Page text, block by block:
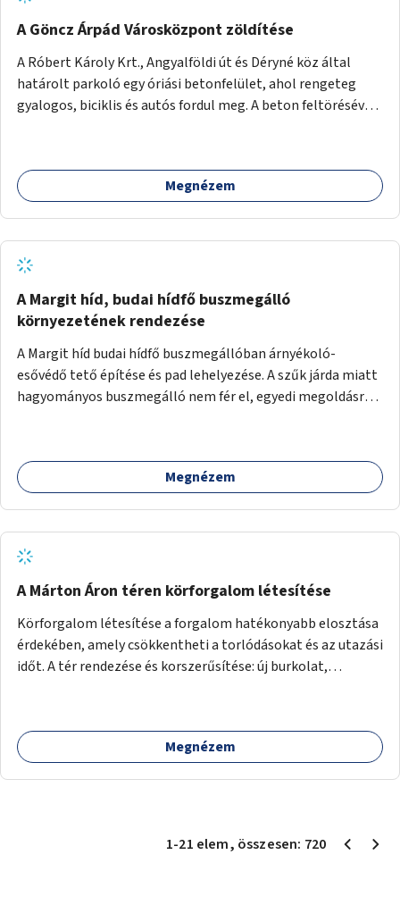
A Göncz Árpád Városközpont zöldítése
A Róbert Károly Krt., Angyalföldi út és Déryné köz által
határolt parkoló egy óriási betonfelület, ahol rengeteg
gyalogos, biciklis és autós fordul meg. A beton feltörésével,
menti járda és a parkoló közé kellene egy zöld sáv,
virágágyásokkal a meglévő fák alá, a lakóépület felőli két
Megnézem
A Margit híd, budai hídfő buszmegálló
környezetének rendezése
A Margit híd budai hídfő buszmegállóban árnyékoló-
esővédő tető építése és pad lehelyezése. A szűk járda miatt
hagyományos buszmegálló nem fér el, egyedi megoldásra
Megnézem
A Márton Áron téren körforgalom létesítése
Körforgalom létesítése a forgalom hatékonyabb elosztása
érdekében, amely csökkentheti a torlódásokat és az utazási
időt. A tér rendezése és korszerűsítése: új burkolat,
időznek.
Megnézem
1-21 elem, összesen: 720